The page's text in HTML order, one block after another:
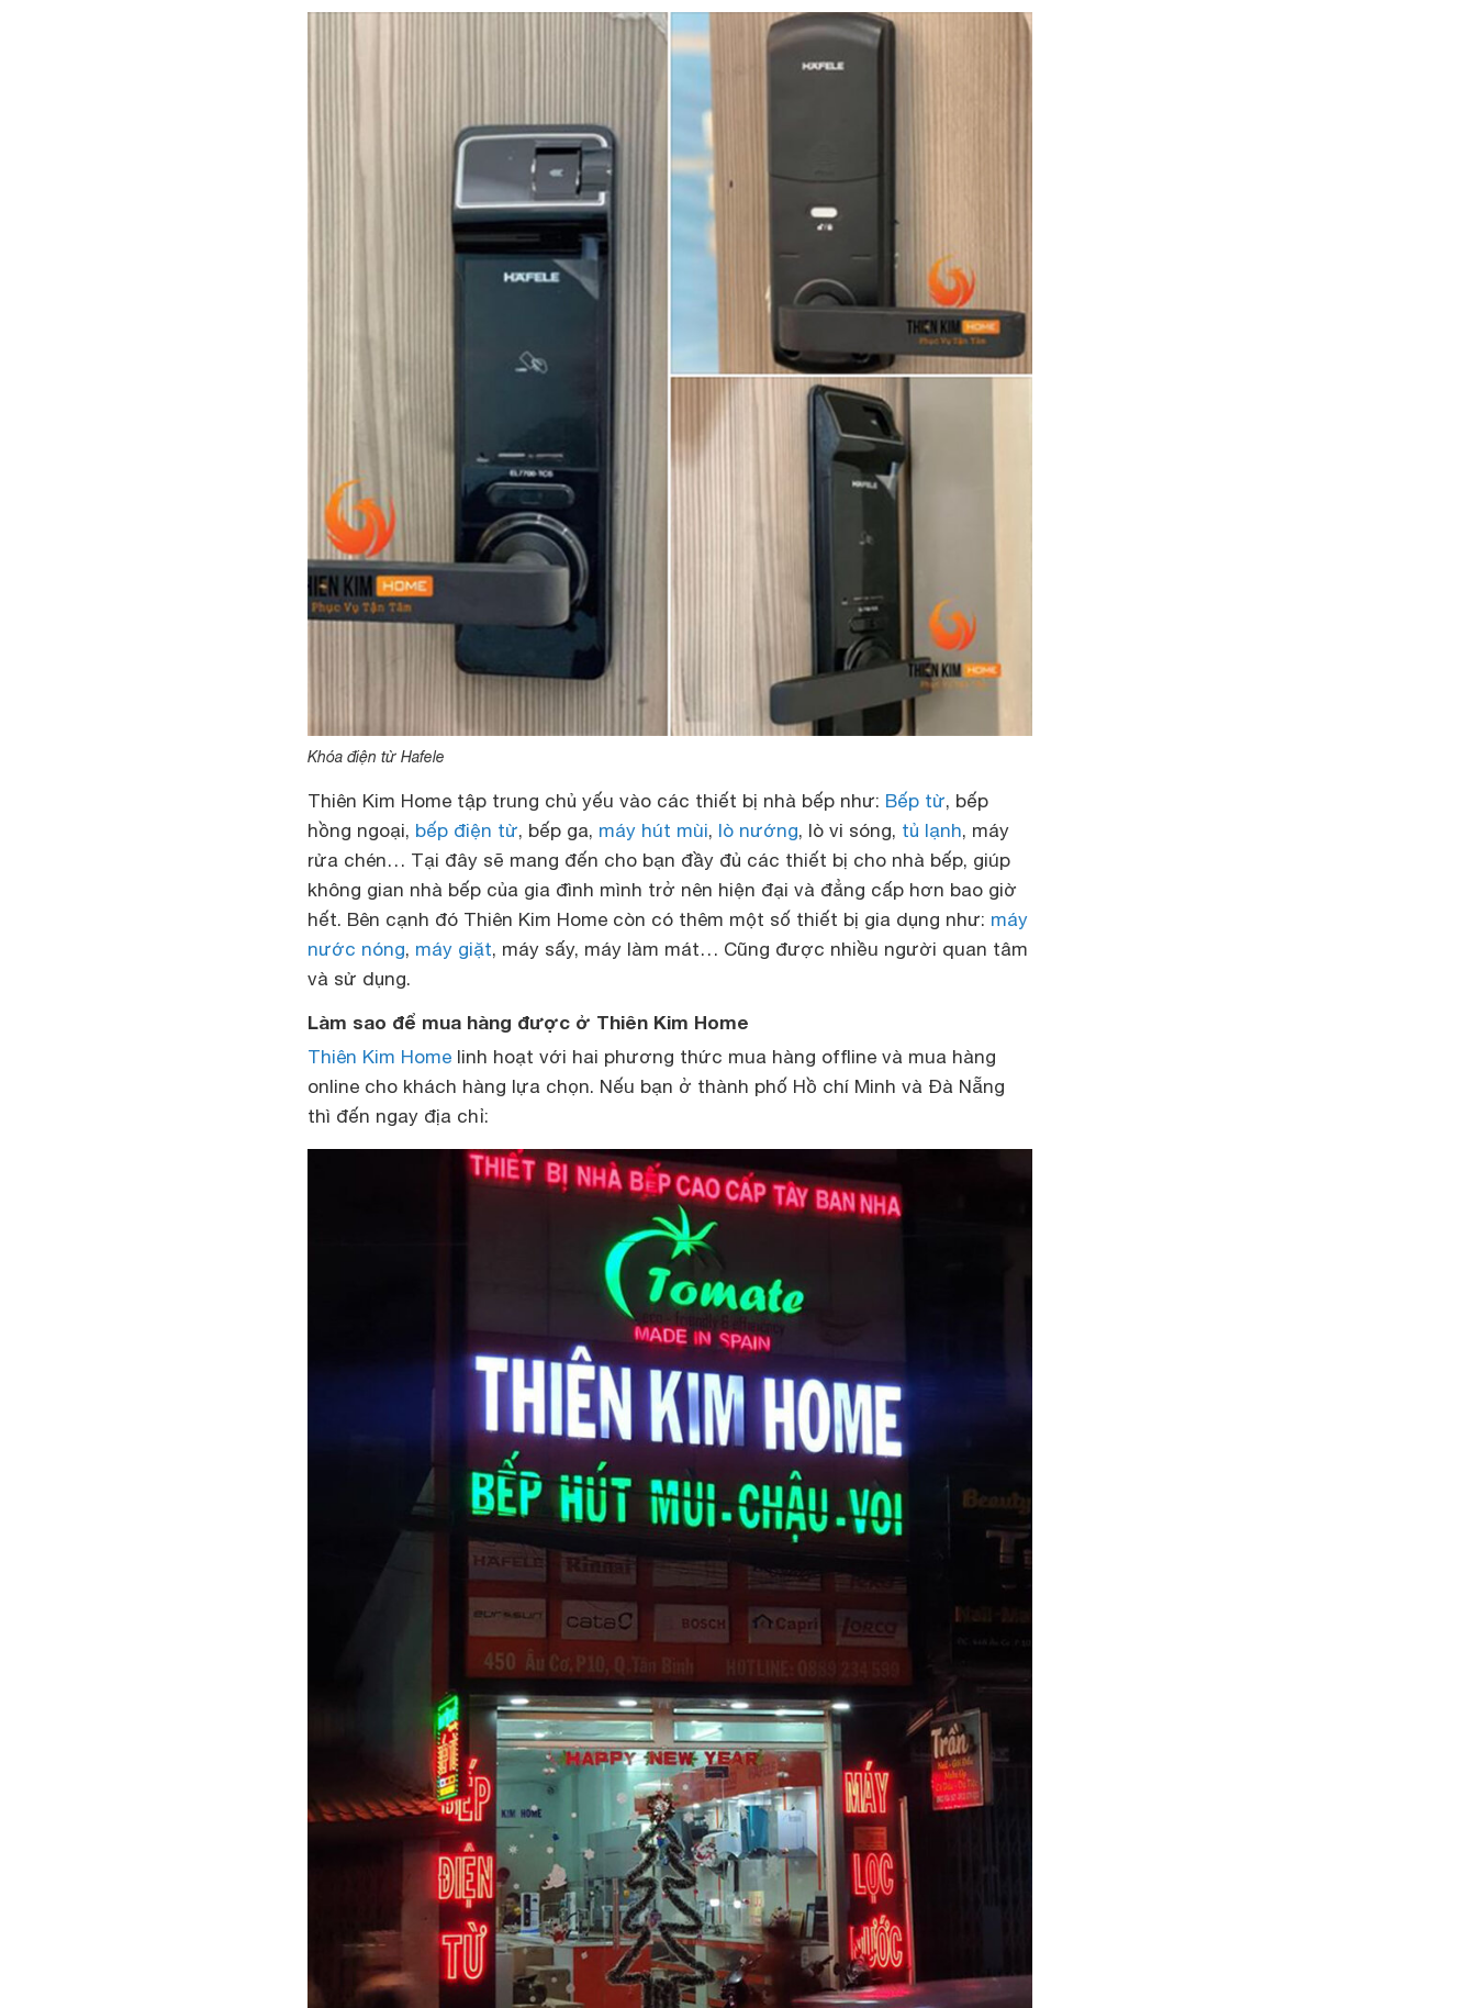
Khóa điện từ Hafele
Thiên Kim Home tập trung chủ yếu vào các thiết bị nhà bếp như: Bếp từ, bếp
hồng ngoại, bếp điện từ, bếp ga, máy hút mùi, lò nướng, lò vi sóng, tủ lạnh, máy
rửa chén… Tại đây sẽ mang đến cho bạn đầy đủ các thiết bị cho nhà bếp, giúp
không gian nhà bếp của gia đình mình trở nên hiện đại và đẳng cấp hơn bao giờ
hết. Bên cạnh đó Thiên Kim Home còn có thêm một số thiết bị gia dụng như: máy
nước nóng, máy giặt, máy sấy, máy làm mát… Cũng được nhiều người quan tâm
và sử dụng.
Làm sao để mua hàng được ở Thiên Kim Home
Thiên Kim Home linh hoạt với hai phương thức mua hàng offline và mua hàng
online cho khách hàng lựa chọn. Nếu bạn ở thành phố Hồ chí Minh và Đà Nẵng
thì đến ngay địa chỉ: